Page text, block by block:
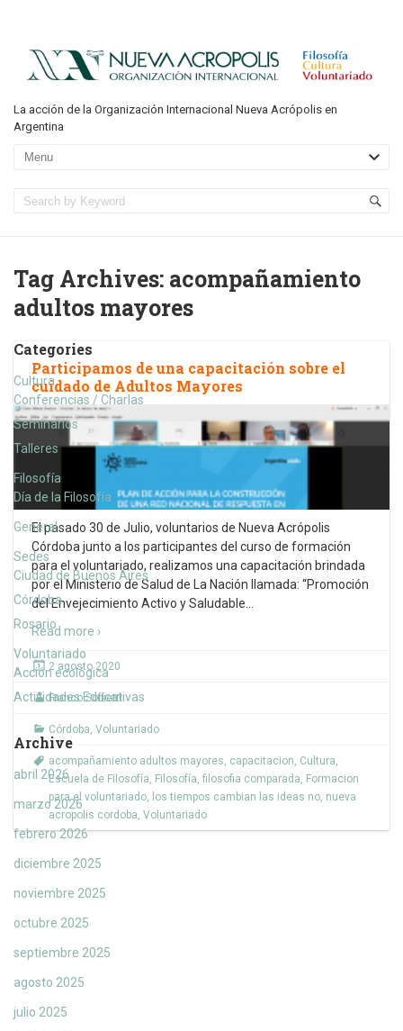
La acción de la Organización Internacional Nueva Acrópolis en
Argentina
Tag Archives: acompañamiento
adultos mayores
Categories
Cultura
Conferencias / Charlas
Seminarios
Talleres
Filosofía
Día de la Filosofía
General
Sedes
Ciudad de Buenos Aires
Córdoba
Rosario
Voluntariado
Acción ecológica
Actividades Educativas
Archive
abril 2026
marzo 2026
febrero 2026
diciembre 2025
noviembre 2025
octubre 2025
septiembre 2025
agosto 2025
julio 2025
Participamos de una capacitación sobre el
cuidado de Adultos Mayores
El pasado 30 de Julio, voluntarios de Nueva Acrópolis
Córdoba junto a los participantes del curso de formación
para el voluntariado, realizamos una capacitación brindada
por el Ministerio de Salud de La Nación llamada: “Promoción
del Envejecimiento Activo y Saludable…
Read more ›
2 agosto 2020
Franco Soffietti
Córdoba, Voluntariado
acompañamiento adultos mayores, capacitacion, Cultura,
Escuela de Filosofía, Filosofía, filosofia comparada, Formacion
para el voluntariado, los tiempos cambian las ideas no, nueva
acropolis cordoba, Voluntariado